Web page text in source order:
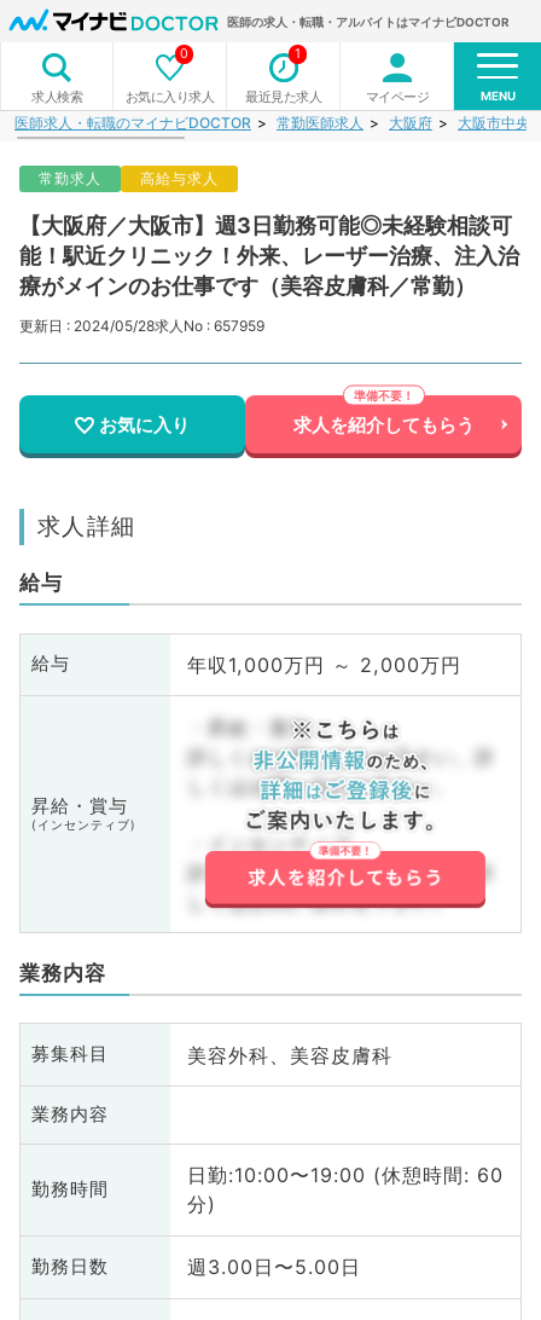
医師の求人・転職・アルバイトはマイナビDOCTOR
求人検索 お気に入り求人
0
最近見た求人
1
マイページ MENU
医師求人・転職のマイナビDOCTOR 常勤医師求人 大阪府 大阪市中央
常勤求人 高給与求人
【大阪府／大阪市】週3日勤務可能◎未経験相談可
能！駅近クリニック！外来、レーザー治療、注入治
療がメインのお仕事です（美容皮膚科／常勤）
更新日 : 2024/05/28求人No : 657959
お気に入り 求人を紹介してもらう
求人詳細
給与
給与 年収1,000万円 ～ 2,000万円
昇給・賞与
(インセンティブ)
・昇給・賞与
詳しくはお問い合わせ下さい。詳
しくはお問い合わせ下さい。
・インセンティブ
詳しくはお問い合わせ下さい。詳
しくはお問い合わせ下さい。
業務内容
募集科目 美容外科、美容皮膚科
業務内容
勤務時間
日勤:10:00〜19:00 (休憩時間: 60
分)
勤務日数 週3.00日〜5.00日